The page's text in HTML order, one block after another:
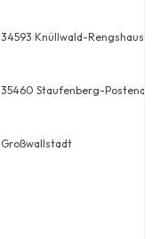
34593 Knüllwald-
35460 Staufenberg-
Großwallstadt